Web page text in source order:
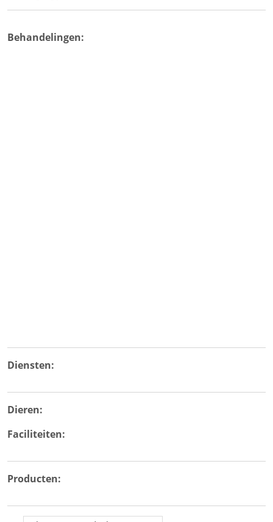
Behandelingen:
Diensten:
Dieren:
Faciliteiten:
Producten: